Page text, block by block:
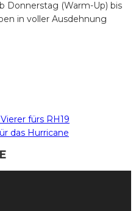
Donnerstag (Warm-Up) bis
in voller Ausdehnung
fürs RH19
das Hurricane